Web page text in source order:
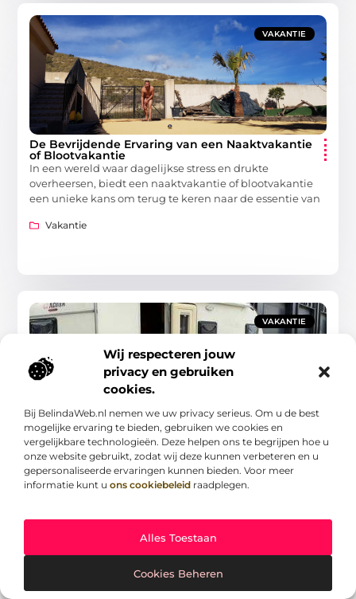
Wij respecteren jouw
privacy en gebruiken
cookies.
Bij BelindaWeb.nl nemen we uw privacy serieus. Om u de best
mogelijke ervaring te bieden, gebruiken we cookies en
vergelijkbare technologieën. Deze helpen ons te begrijpen hoe u
onze website gebruikt, zodat wij deze kunnen verbeteren en u
gepersonaliseerde ervaringen kunnen bieden. Voor meer
informatie kunt u ons cookiebeleid raadplegen.
Alles Toestaan
Cookies Beheren
VAKANTIE
De Bevrijdende Ervaring van een Naaktvakantie
of Blootvakantie
In een wereld waar dagelijkse stress en drukte
overheersen, biedt een naaktvakantie of blootvakantie
een unieke kans om terug te keren naar de essentie van
Vakantie
VAKANTIE
Vouwwagen occasion: ontdek het uitgebreide
aanbod
In een wereld waar reisbehoeften en -stijlen voortdurend
evolueren, staat een vouwwagen occasion symbool voor
vrijheid en avontuur. Wanneer u op zoek bent naar de